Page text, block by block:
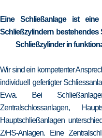
Eine Schließanlage ist
Schließzylindern bestehendes
Schließzylinder in
Wir sind ein kompetenter
individuell gefertigter
Evva. Bei
Zentralschlossanlagen,
Hauptschließanlagen
Z/HS-Anlagen. Eine